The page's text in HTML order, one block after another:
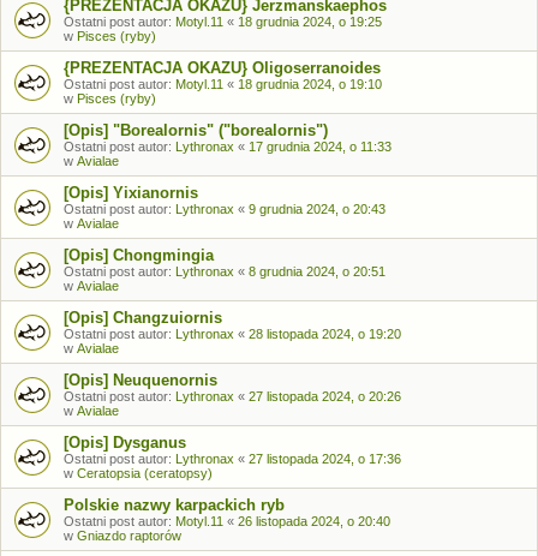
{PREZENTACJA OKAZU} Jerzmanskaephos
Ostatni post autor: Motyl.11 « 18 grudnia 2024, o 19:25
w Pisces (ryby)
{PREZENTACJA OKAZU} Oligoserranoides
Ostatni post autor: Motyl.11 « 18 grudnia 2024, o 19:10
w Pisces (ryby)
[Opis] "Borealornis" ("borealornis")
Ostatni post autor: Lythronax « 17 grudnia 2024, o 11:33
w Avialae
[Opis] Yixianornis
Ostatni post autor: Lythronax « 9 grudnia 2024, o 20:43
w Avialae
[Opis] Chongmingia
Ostatni post autor: Lythronax « 8 grudnia 2024, o 20:51
w Avialae
[Opis] Changzuiornis
Ostatni post autor: Lythronax « 28 listopada 2024, o 19:20
w Avialae
[Opis] Neuquenornis
Ostatni post autor: Lythronax « 27 listopada 2024, o 20:26
w Avialae
[Opis] Dysganus
Ostatni post autor: Lythronax « 27 listopada 2024, o 17:36
w Ceratopsia (ceratopsy)
Polskie nazwy karpackich ryb
Ostatni post autor: Motyl.11 « 26 listopada 2024, o 20:40
w Gniazdo raptorów